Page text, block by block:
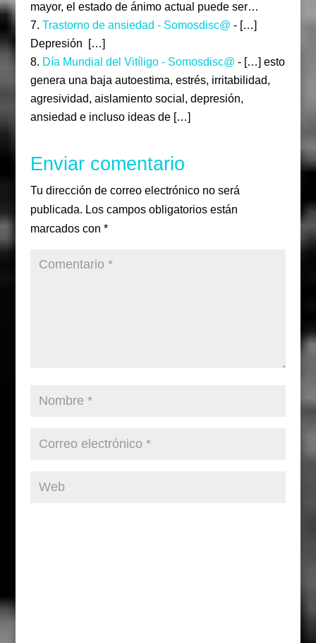
mayor, el estado de ánimo actual puede ser…
Trastorno de ansiedad - Somosdisc@ - […]
Depresión […]
Día Mundial del Vitíligo - Somosdisc@ - […] esto
genera una baja autoestima, estrés, irritabilidad,
agresividad, aislamiento social, depresión,
ansiedad e incluso ideas de […]
Enviar comentario
Tu dirección de correo electrónico no será
publicada. Los campos obligatorios están
marcados con *